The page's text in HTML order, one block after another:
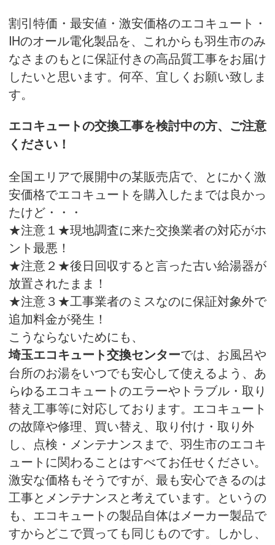
割引特価・最安値・激安価格のエコキュート・
IHのオール電化製品を、これからも羽生市のみ
なさまのもとに保証付きの高品質工事をお届け
したいと思います。何卒、宜しくお願い致しま
す。
エコキュートの交換工事を検討中の方、ご注意
ください！
全国エリアで展開中の某販売店で、とにかく激
安価格でエコキュートを購入したまでは良かっ
たけど・・・
★注意１★現地調査に来た交換業者の対応がホ
ント最悪！
★注意２★後日回収すると言った古い給湯器が
放置されたまま！
★注意３★工事業者のミスなのに保証対象外で
追加料金が発生！
こうならないためにも、
埼玉エコキュート交換センターでは、お風呂や
台所のお湯をいつでも安心して使えるよう、あ
らゆるエコキュートのエラーやトラブル・取り
替え工事等に対応しております。エコキュート
の故障や修理、買い替え、取り付け・取り外
し、点検・メンテナンスまで、羽生市のエコキ
ュートに関わることはすべてお任せください。
激安な価格もそうですが、最も安心できるのは
工事とメンテナンスと考えています。というの
も、エコキュートの製品自体はメーカー製品で
すからどこで買っても同じものです。しかし、